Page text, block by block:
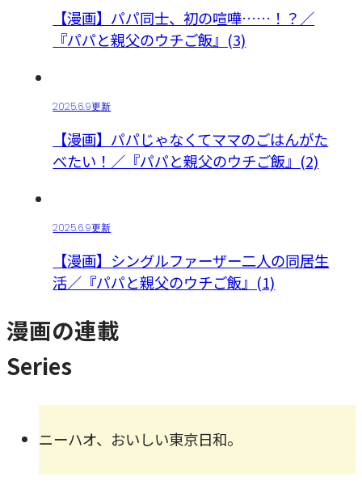
【漫画】パパ同士、初の喧嘩……！？／
『パパと親父のウチご飯』(3)
2025.6.9更新
【漫画】パパじゃなくてママのごはんがた
べたい！／『パパと親父のウチご飯』(2)
2025.6.9更新
【漫画】シングルファーザー二人の同居生
活／『パパと親父のウチご飯』(1)
漫画の連載
Series
ニーハオ、おいしい東京日和。